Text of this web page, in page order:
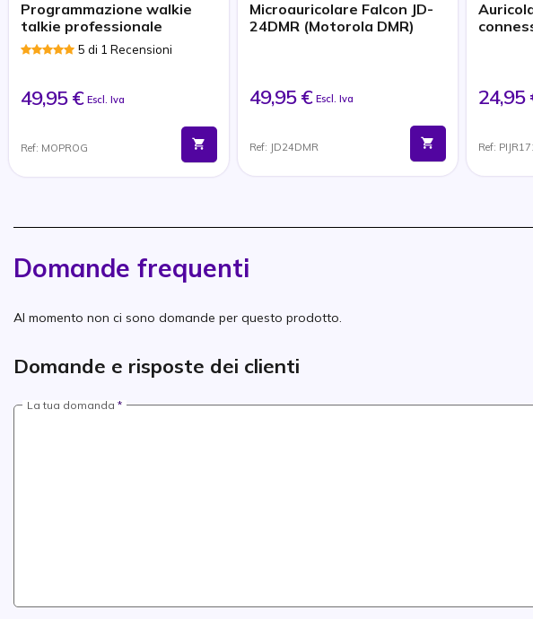
Programmazione walkie
talkie professionale
5 di 1 Recensioni
49,95 € Escl. Iva
Ref: MOPROG
Microauricolare Falcon JD-
24DMR (Motorola DMR)
49,95 € Escl. Iva
Ref: JD24DMR
24,95
Ref:
Domande frequenti
Al momento non ci sono domande per questo prodotto.
Domande e risposte dei clienti
La tua domanda